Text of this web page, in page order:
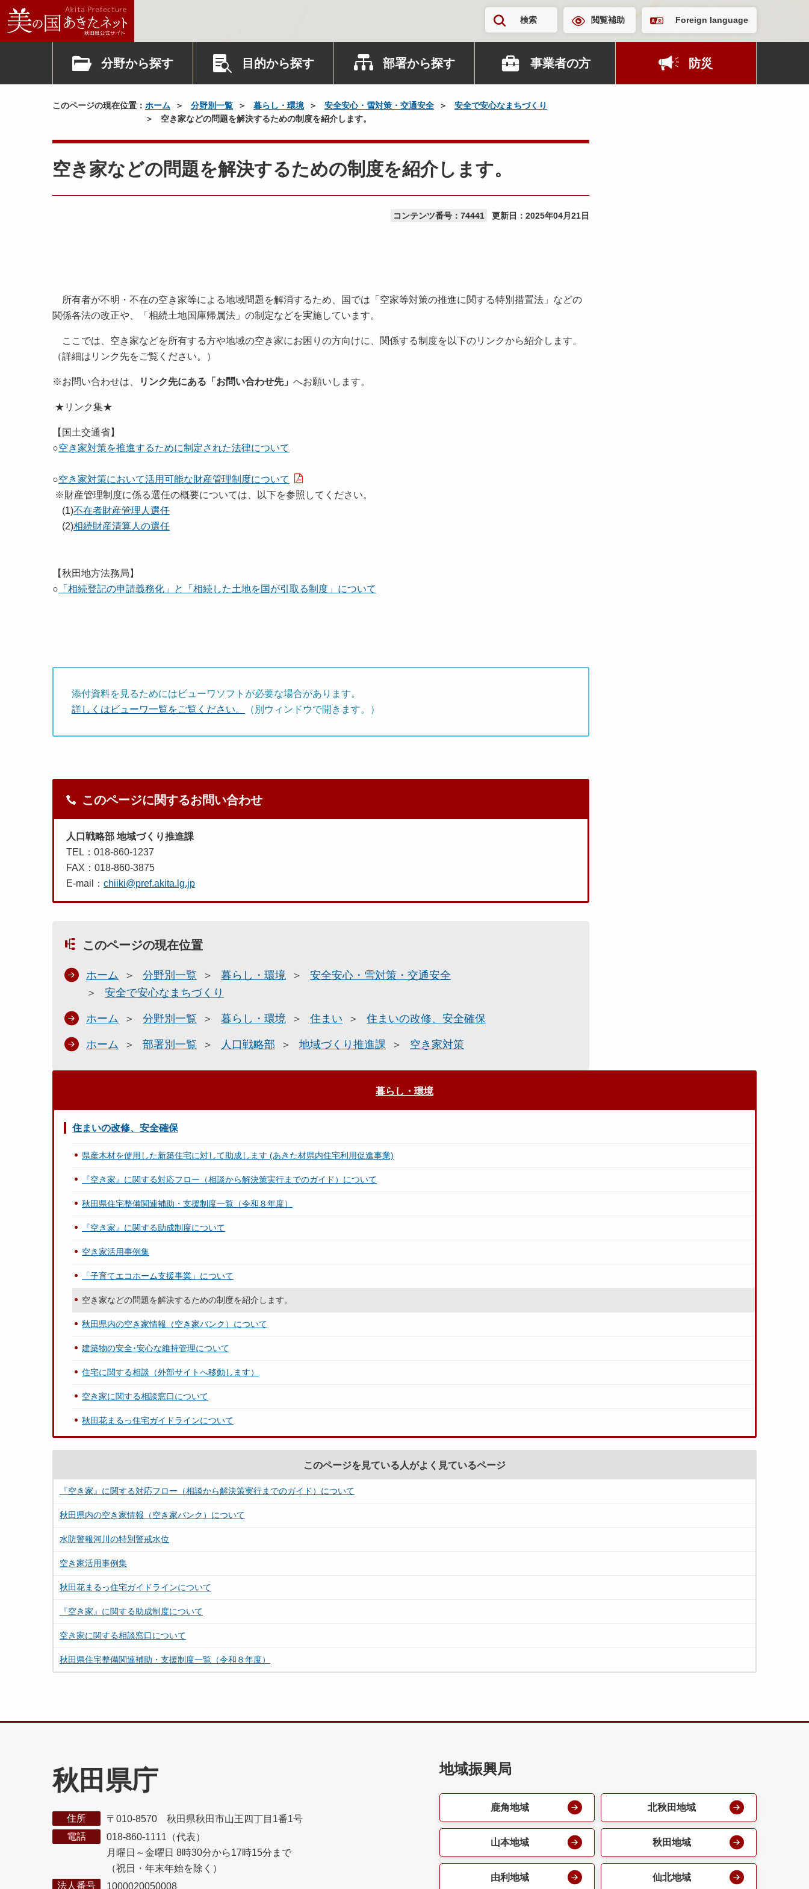
検索 閲覧補助 Foreign language
分野から探す 目的から探す 部署から探す 事業者の方 防災
このページの現在位置： ホーム 分野別一覧 暮らし・環境 安全安心・雪対策・交通安全
安全で安心なまちづくり
空き家などの問題を解決するための制度を紹介します。
空き家などの問題を解決するための制度を紹介します。
コンテンツ番号：74441 更新日： 2025年04月21日
所有者が不明・不在の空き家等による地域問題を解消するため、国では「空家等対策の推進に関する特別措置法」などの
関係各法の改正や、「相続土地国庫帰属法」の制定などを実施しています。
ここでは、空き家などを所有する方や地域の空き家にお困りの方向けに、関係する制度を以下のリンクから紹介します。
（詳細はリンク先をご覧ください。）
※お問い合わせは、 リンク先にある「お問い合わせ先」 へお願いします。
★リンク集★
【国土交通省】
○空き家対策を推進するために制定された法律について
○空き家対策において活用可能な財産管理制度について
※財産管理制度に係る選任の概要については、以下を参照してください。
(1)不在者財産管理人選任
(2)相続財産清算人の選任
【秋田地方法務局】
○ 「相続登記の申請義務化」と「相続した土地を国が引取る制度」について
添付資料を見るためにはビューワソフトが必要な場合があります。
詳しくはビューワ一覧をご覧ください。
（別ウィンドウで開きます。）
このページに関するお問い合わせ
人口戦略部 地域づくり推進課
TEL：018-860-1237
FAX：018-860-3875
E-mail： chiiki@pref.akita.lg.jp
このページの現在位置
ホーム 分野別一覧 暮らし・環境
安全安心・雪対策・交通安全
安全で安心なまちづくり
ホーム 分野別一覧 暮らし・環境 住まい 住まいの改修、安全確保
ホーム 部署別一覧 人口戦略部 地域づくり推進課 空き家対策
暮らし・環境
住まいの改修、安全確保
県産木材を使用した新築住宅に対して助成します (あきた材県内住宅利用促進事業)
『空き家』に関する対応フロー（相談から解決策実行までのガイド）について
秋田県住宅整備関連補助・支援制度一覧（令和８年度）
『空き家』に関する助成制度について
空き家活用事例集
「子育てエコホーム支援事業」について
空き家などの問題を解決するための制度を紹介します。
秋田県内の空き家情報（空き家バンク）について
建築物の安全･安心な維持管理について
住宅に関する相談（外部サイトへ移動します）
空き家に関する相談窓口について
秋田花まるっ住宅ガイドラインについて
このページを見ている人がよく見ているページ
『空き家』に関する対応フロー（相談から解決策実行までのガイド）について
秋田県内の空き家情報（空き家バンク）について
水防警報河川の特別警戒水位
空き家活用事例集
秋田花まるっ住宅ガイドラインについて
『空き家』に関する助成制度について
空き家に関する相談窓口について
秋田県住宅整備関連補助・支援制度一覧（令和８年度）
秋田県庁
住所
〒010-8570 秋田県秋田市山王四丁目1番1号
電話
018-860-1111（代表）
月曜日～金曜日 8時30分から17時15分まで
（祝日・年末年始を除く）
法人番号
1000020050008
地域振興局
鹿角地域 北秋田地域
山本地域 秋田地域
由利地域 仙北地域